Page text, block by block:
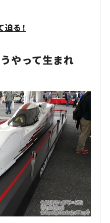
る！
やって生まれ